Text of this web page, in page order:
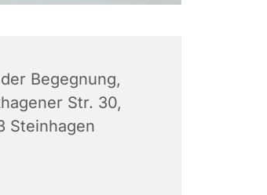
Begegnung,
Str. 30,
Steinhagen